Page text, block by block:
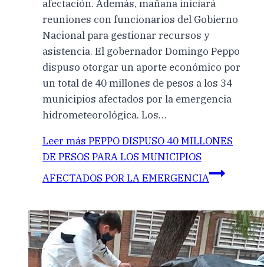
afectación. Además, mañana iniciará
reuniones con funcionarios del Gobierno
Nacional para gestionar recursos y
asistencia. El gobernador Domingo Peppo
dispuso otorgar un aporte económico por
un total de 40 millones de pesos a los 34
municipios afectados por la emergencia
hidrometeorológica. Los…
Leer más PEPPO DISPUSO 40 MILLONES
DE PESOS PARA LOS MUNICIPIOS
AFECTADOS POR LA EMERGENCIA